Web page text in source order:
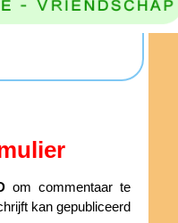
om commentaar te
kan gepubliceerd